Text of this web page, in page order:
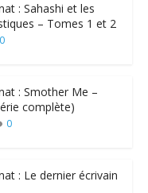
: Sahashi et les
– Tomes 1 et 2
0
: Smother Me –
complète)
0
: Le dernier écrivain